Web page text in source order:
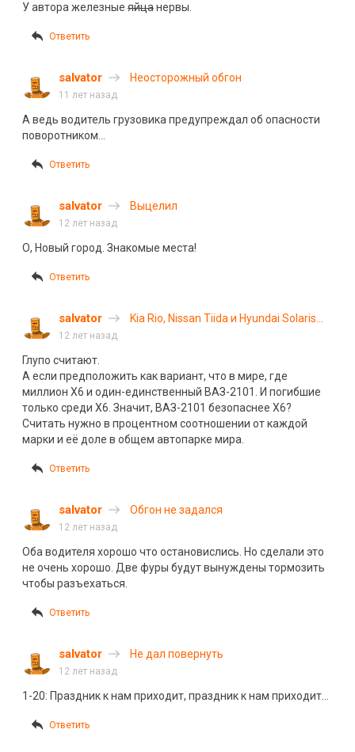
У автора железные яйцанервы.
Ответить
salvator Неосторожный обгон
11 лет назад
А ведь водитель грузовика предупреждал об опасности
поворотником…
Ответить
salvator Выцелил
12 лет назад
О, Новый город. Знакомые места!
Ответить
salvator
Kia Rio, Nissan Tiida и Hyundai Solaris
12 лет назад
Глупо считают.
А если предположить как вариант, что в мире, где
миллион Х6 и один-единственный ВАЗ-2101. И погибшие
только среди Х6. Значит, ВАЗ-2101 безопаснее Х6?
Считать нужно в процентном соотношении от каждой
марки и её доле в общем автопарке мира.
Ответить
salvator Обгон не задался
12 лет назад
Оба водителя хорошо что остановислись. Но сделали это
не очень хорошо. Две фуры будут вынуждены тормозить
чтобы разъехаться.
Ответить
salvator Не дал повернуть
12 лет назад
1-20: Праздник к нам приходит, праздник к нам приходит…
Ответить